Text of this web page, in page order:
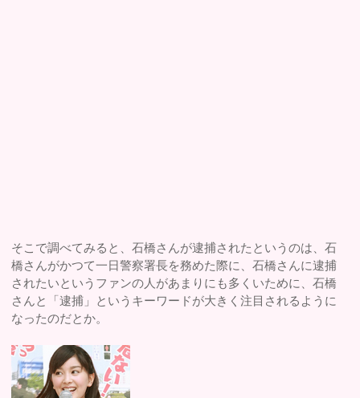
そこで調べてみると、石橋さんが逮捕されたというのは、石
橋さんがかつて一日警察署長を務めた際に、石橋さんに逮捕
されたいというファンの人があまりにも多くいために、石橋
さんと「逮捕」というキーワードが大きく注目されるように
なったのだとか。